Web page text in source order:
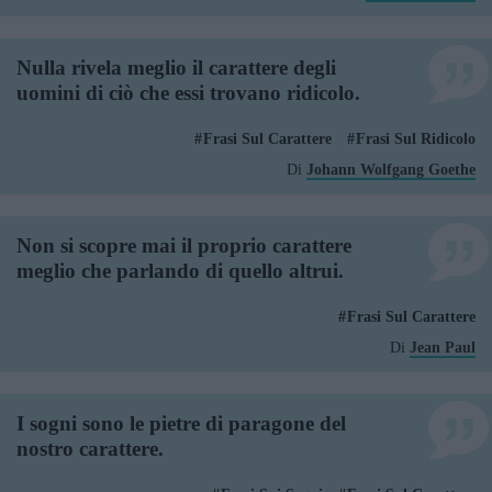
Nulla rivela meglio il carattere degli
uomini di ciò che essi trovano ridicolo.
Frasi Sul Carattere
Frasi Sul Ridicolo
Di Johann Wolfgang Goethe
Non si scopre mai il proprio carattere
meglio che parlando di quello altrui.
Frasi Sul Carattere
Di Jean Paul
I sogni sono le pietre di paragone del
nostro carattere.